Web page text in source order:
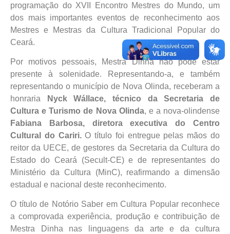
programação do XVII Encontro Mestres do Mundo, um
dos mais importantes eventos de reconhecimento aos
Mestres e Mestras da Cultura Tradicional Popular do
Ceará.
Por motivos pessoais, Mestra Dinha não pôde estar
presente à solenidade. Representando-a, e também
representando o município de Nova Olinda, receberam a
honraria
Nyck Wállace, técnico da Secretaria de
Cultura e Turismo de Nova Olinda, e a nova-olindense
Fabiana Barbosa, diretora executiva do Centro
Cultural do Cariri.O título foi entregue pelas mãos do
reitor da UECE, de gestores da Secretaria da Cultura do
Estado do Ceará (Secult-CE) e de representantes do
Ministério da Cultura (MinC), reafirmando a dimensão
estadual e nacional deste reconhecimento.
O título de Notório Saber em Cultura Popular reconhece
a comprovada experiência, produção e contribuição de
Mestra Dinha nas linguagens da arte e da cultura